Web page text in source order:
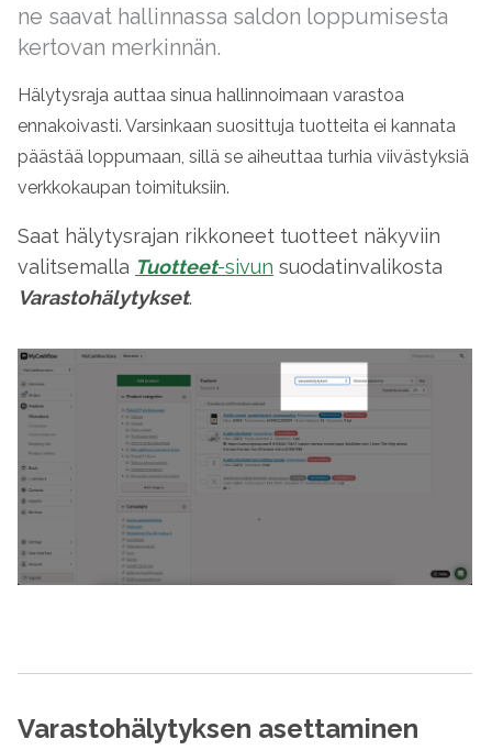
ne saavat hallinnassa saldon loppumisesta
kertovan merkinnän.
Hälytysraja auttaa sinua hallinnoimaan varastoa
ennakoivasti. Varsinkaan suosittuja tuotteita ei kannata
päästää loppumaan, sillä se aiheuttaa turhia viivästyksiä
verkkokaupan toimituksiin.
Saat hälytysrajan rikkoneet tuotteet näkyviin
valitsemalla Tuotteet-sivun suodatinvalikosta
Varastohälytykset.
Varastohälytyksen asettaminen